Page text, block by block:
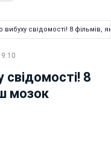
вибуху свідомості! 8 фільмів,
свідомості! 8
мозок